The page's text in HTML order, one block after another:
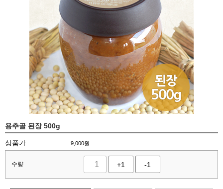
용추골 된장 500g
상품가 9,000원
수량 +1 -1